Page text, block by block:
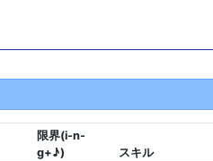
限界(i-n-
g+♪)
スキル